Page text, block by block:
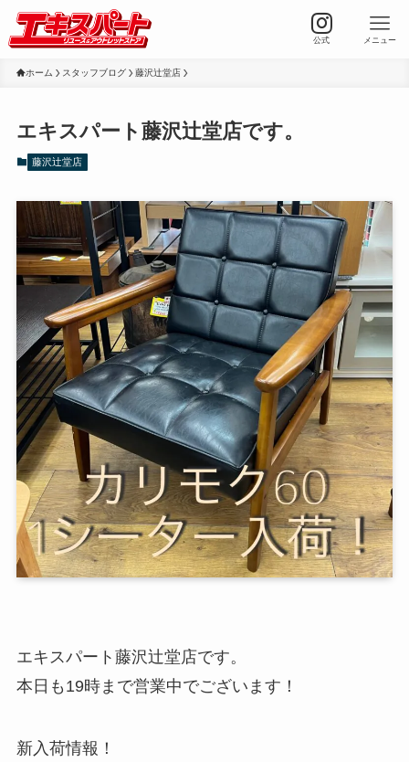
公式 メニュー
ホーム スタッフブログ 藤沢辻堂店
エキスパート藤沢辻堂店です。
藤沢辻堂店
エキスパート藤沢辻堂店です。
本日も19時まで営業中でございます！
新入荷情報！